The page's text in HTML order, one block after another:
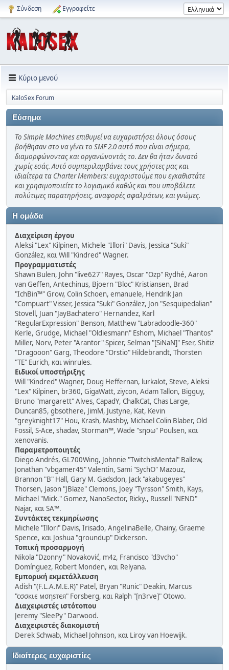
Σύνδεση Εγγραφείτε
Κύριο μενού
KaloSex Forum
Εύσημα
Το Simple Machines επιθυμεί να ευχαριστήσει όλους όσους
βοήθησαν στο να γίνει το SMF 2.0 αυτό που είναι σήμερα,
διαμορφώνοντας και οργανώνοντάς το. Δεν θα ήταν δυνατό
χωρίς εσάς. Αυτό συμπεριλαμβάνει τους χρήστες μας και
ιδιαίτερα τα Charter Members: ευχαριστούμε που εγκαθιστάτε
και χρησιμοποιείτε το λογισμικό καθώς και που υποβάλετε
πολύτιμες παρατηρήσεις, αναφορές σφαλμάτων, και γνώμες.
Η ομάδα
Διαχείριση έργου
Aleksi "Lex" Kilpinen, Michele "Illori" Davis, Jessica "Suki"
González, και Will "Kindred" Wagner.
Προγραμματιστές
Shawn Bulen, John "live627" Rayes, Oscar "Ozp" Rydhé, Aaron
van Geffen, Antechinus, Bjoern "Bloc" Kristiansen, Brad
"IchBin™" Grow, Colin Schoen, emanuele, Hendrik Jan
"Compuart" Visser, Jessica "Suki" González, Jon "Sesquipedalian"
Stovell, Juan "JayBachatero" Hernandez, Karl
"RegularExpression" Benson, Matthew "Labradoodle-360"
Kerle, Grudge, Michael "Oldiesmann" Eshom, Michael "Thantos"
Miller, Norv, Peter "Arantor" Spicer, Selman "[SiNaN]" Eser, Shitiz
"Dragooon" Garg, Theodore "Orstio" Hildebrandt, Thorsten
"TE" Eurich, και winrules.
Ειδικοί υποστήριξης
Will "Kindred" Wagner, Doug Heffernan, lurkalot, Steve, Aleksi
"Lex" Kilpinen, br360, GigaWatt, ziycon, Adam Tallon, Bigguy,
Bruno "margarett" Alves, CapadY, ChalkCat, Chas Large,
Duncan85, gbsothere, JimM, Justyne, Kat, Kevin
"greyknight17" Hou, Krash, Mashby, Michael Colin Blaber, Old
Fossil, S-Ace, shadav, Storman™, Wade "sησω" Poulsen, και
xenovanis.
Παραμετροποιητές
Diego Andrés, GL700Wing, Johnnie "TwitchisMental" Ballew,
Jonathan "vbgamer45" Valentin, Sami "SychO" Mazouz,
Brannon "B" Hall, Gary M. Gadsdon, Jack "akabugeyes"
Thorsen, Jason "JBlaze" Clemons, Joey "Tyrsson" Smith, Kays,
Michael "Mick." Gomez, NanoSector, Ricky., Russell "NEND"
Najar, και SA™.
Συντάκτες τεκμηρίωσης
Michele "Illori" Davis, Irisado, AngelinaBelle, Chainy, Graeme
Spence, και Joshua "groundup" Dickerson.
Τοπική προσαρμογή
Nikola "Dzonny" Novaković, m4z, Francisco "d3vcho"
Domínguez, Robert Monden, και Relyana.
Εμπορική εκμετάλλευση
Adish "(F.L.A.M.E.R)" Patel, Bryan "Runic" Deakin, Marcus
"cσσкιє мσηѕтєя" Forsberg, και Ralph "[n3rve]" Otowo.
Διαχειριστές ιστότοπου
Jeremy "SleePy" Darwood.
Διαχειριστές διακομιστή
Derek Schwab, Michael Johnson, και Liroy van Hoewijk.
Ιδιαίτερες ευχαριστίες